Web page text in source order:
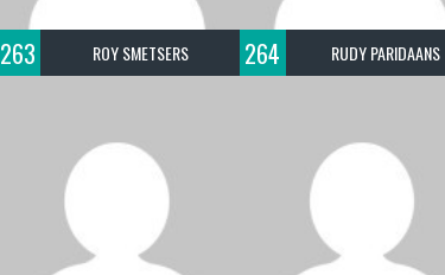
263 ROY SMETSERS 264 RUDY PARIDAANS